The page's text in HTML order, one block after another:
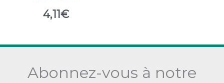
4,11€
Abonnez-vous à notre